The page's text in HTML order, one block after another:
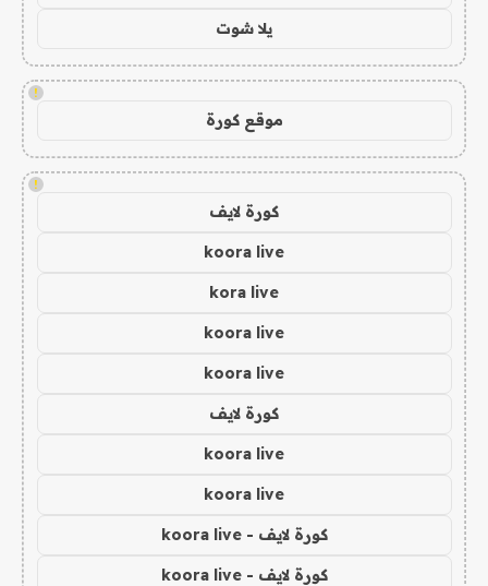
يلا شوت
!
موقع كورة
!
كورة لايف
koora live
kora live
koora live
koora live
كورة لايف
koora live
koora live
كورة لايف - koora live
كورة لايف - koora live